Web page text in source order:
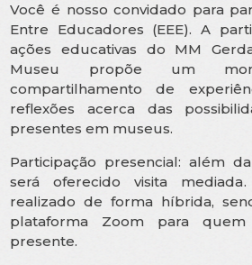
Você é nosso convidado para
Entre Educadores (EEE). A
ações educativas do MM
Museu propõe um
compartilhamento de
reflexões acerca das
presentes em museus.
Participação presencial: além
será oferecido visita
realizado de forma híbrida,
plataforma Zoom para
presente.